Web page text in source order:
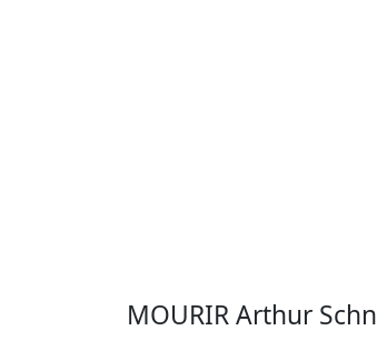
MOURIR Arthur